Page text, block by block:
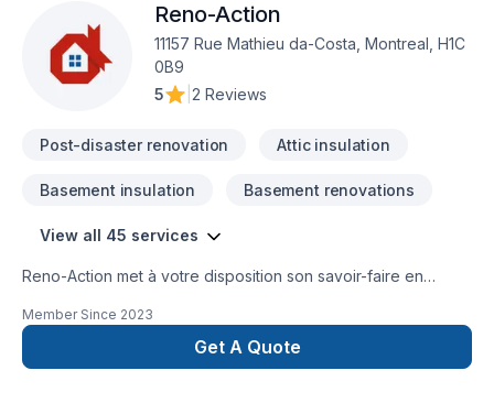
intérieure et extérieureProjets personnalisésPrêt à
concrétiser votre projet ? Contactez-nous dès maintenant
pour une estimation gratuite.367-383-
8097cerratonic1@gmail.com
Reno-Action
11157 Rue Mathieu da-Costa, Montreal, H1C
0B9
5
2 Reviews
Post-disaster renovation Attic insulation
Basement insulation Basement renovations
View all 45 services
Reno-Action met à votre disposition son savoir-faire en
Peinture extérieur, Plancher, Salle de bain, Sous-sol, Teinture
de plancher, Tirage de joint pour embellir vos espaces à
Lanaudière,Laval,Montréal. Grâce à notre approche centrée
Member Since 2023
Get A Quote